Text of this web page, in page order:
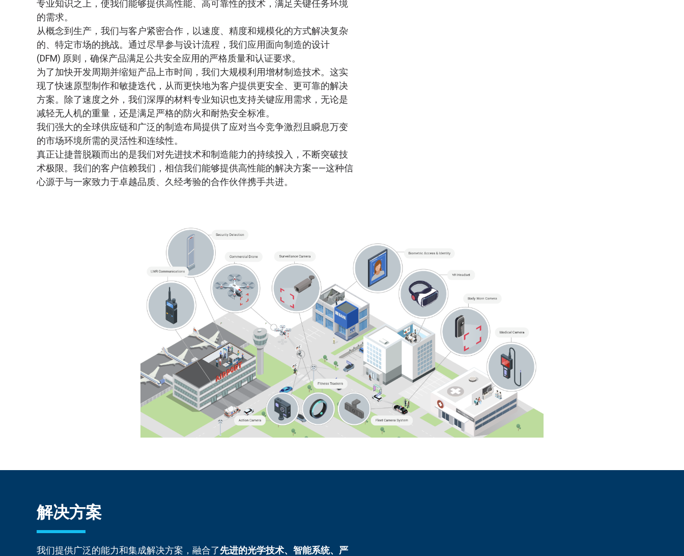
专业知识之上，使我们能够提供高性能、高可靠性的技术，满足关键任务环境
的需求。
从概念到生产，我们与客户紧密合作，以速度、精度和规模化的方式解决复杂
的、特定市场的挑战。通过尽早参与设计流程，我们应用面向制造的设计
(DFM) 原则，确保产品满足公共安全应用的严格质量和认证要求。
为了加快开发周期并缩短产品上市时间，我们大规模利用增材制造技术。这实
现了快速原型制作和敏捷迭代，从而更快地为客户提供更安全、更可靠的解决
方案。除了速度之外，我们深厚的材料专业知识也支持关键应用需求，无论是
减轻无人机的重量，还是满足严格的防火和耐热安全标准。
我们强大的全球供应链和广泛的制造布局提供了应对当今竞争激烈且瞬息万变
的市场环境所需的灵活性和连续性。
真正让捷普脱颖而出的是我们对先进技术和制造能力的持续投入，不断突破技
术极限。我们的客户信赖我们，相信我们能够提供高性能的解决方案——这种信
心源于与一家致力于卓越品质、久经考验的合作伙伴携手共进。
解决方案
我们提供广泛的能力和集成解决方案，融合了先进的光学技术、智能系统、严